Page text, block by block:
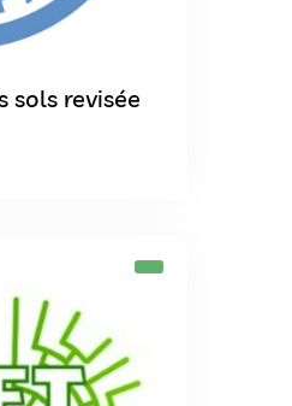
sols revisée